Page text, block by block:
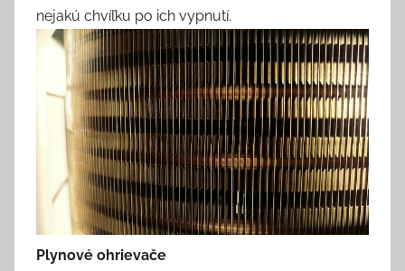
nejakú chvíľku po ich vypnutí.
Plynové ohrievače